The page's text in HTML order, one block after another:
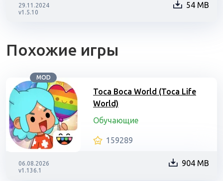
29.11.2024
v1.5.10
54 MB
Похожие игры
MOD
Toca Boca World (Toca Life
World)
Обучающие
159289
06.08.2026
v1.136.1
904 MB